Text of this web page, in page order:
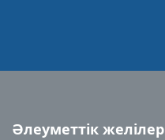
Әлеуметтік желілер